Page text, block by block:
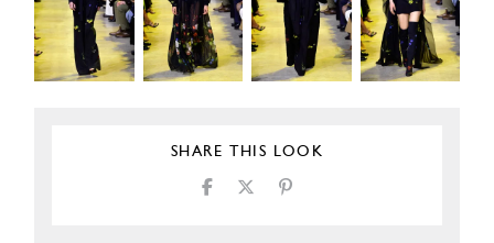
SHARE THIS LOOK